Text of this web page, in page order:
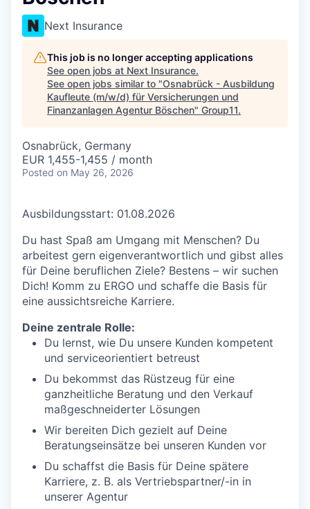
Next Insurance
This job is no longer accepting applications
See open jobs at Next Insurance.
See open jobs similar to "Osnabrück - Ausbildung
Kaufleute (m/w/d) für Versicherungen und
Finanzanlagen Agentur Böschen" Group11.
Osnabrück, Germany
EUR 1,455-1,455 / month
Posted on May 26, 2026
Ausbildungsstart: 01.08.2026
Du hast Spaß am Umgang mit Menschen? Du
arbeitest gern eigenverantwortlich und gibst alles
für Deine beruflichen Ziele? Bestens – wir suchen
Dich! Komm zu ERGO und schaffe die Basis für
eine aussichtsreiche Karriere.
Deine zentrale Rolle:
Du lernst, wie Du unsere Kunden kompetent
und serviceorientiert betreust
Du bekommst das Rüstzeug für eine
ganzheitliche Beratung und den Verkauf
maßgeschneiderter Lösungen
Wir bereiten Dich gezielt auf Deine
Beratungseinsätze bei unseren Kunden vor
Du schaffst die Basis für Deine spätere
Karriere, z. B. als Vertriebspartner/-in in
unserer Agentur